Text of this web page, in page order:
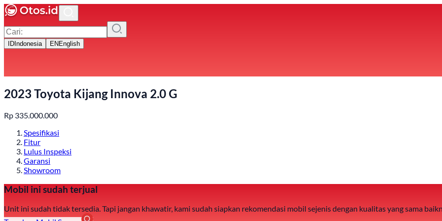
ID Indonesia EN English
2023 Toyota Kijang Innova 2.0 G
Rp 335.000.000
Spesifikasi
Fitur
Lulus Inspeksi
Garansi
Showroom
Mobil ini sudah terjual
Unit ini sudah tidak tersedia. Tapi jangan khawatir, kami sudah siapkan rekomendasi mobil sejenis dengan kualitas yang sama